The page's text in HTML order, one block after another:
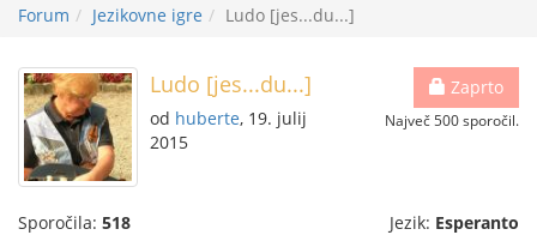
Forum Jezikovne igre Ludo [jes...du...]
Zaprto
Največ 500 sporočil.
Ludo [jes...du...]
od huberte, 19. julij
2015
Sporočila: 518 Jezik: Esperanto